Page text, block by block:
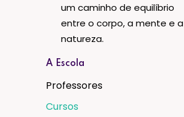
um caminho de equilíbrio
entre o corpo, a mente e a
natureza.
A Escola
Professores
Cursos